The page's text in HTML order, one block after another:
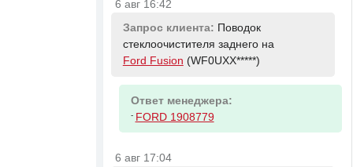
6 авг 16:42
Запрос клиента: Поводок
стеклоочистителя заднего на
Ford Fusion (WF0UXX*****)
Ответ менеджера:
- FORD 1908779
6 авг 17:04